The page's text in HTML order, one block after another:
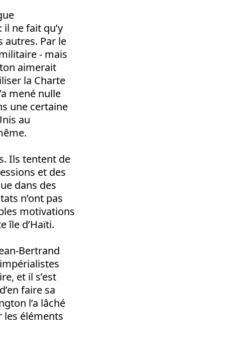
ne fait qu’y
autres. Par le
- mais
aimerait
la Charte
mené nulle
une certaine
au
Ils tentent de
et des
dans des
n’ont pas
motivations
île d’Haïti.
Bertrand
et il s’est
faire sa
l’a lâché
les éléments